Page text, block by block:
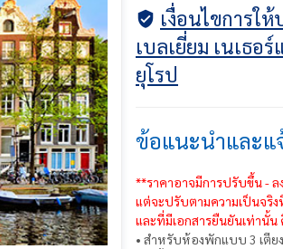
เงื่อนไขการใ
เบลเยี่ยม เนเธอ
ยุโรป
ข้อแนะนำและแ
**ราคาอาจมีการปรับขึ้น -
แต่จะปรับตามความเป็นจริ
และที่มีเอกสารยืนยันเท่านั้น
• สำหรับห้องพักแบบ 3 เตีย